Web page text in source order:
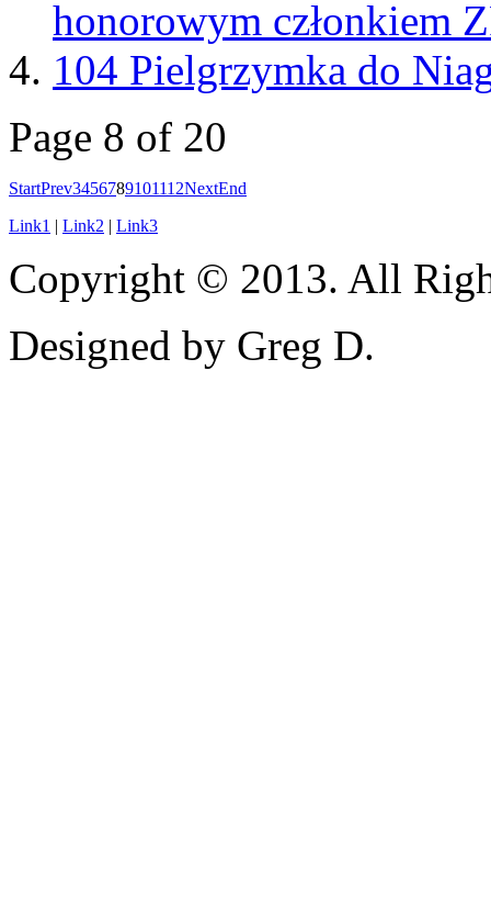
honorowym członkiem
104 Pielgrzymka do
Page 8 of 20
StartPrev3456789101112NextEnd
Link1 | Link2 | Link3
Copyright © 2013. All
Designed by Greg D.